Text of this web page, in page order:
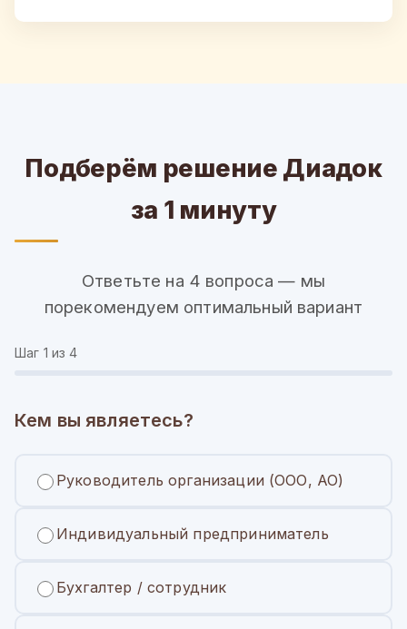
Подберём решение Диадок
за 1 минуту
Ответьте на 4 вопроса — мы
порекомендуем оптимальный вариант
Шаг 1 из 4
Кем вы являетесь?
Руководитель организации (ООО, АО)
Индивидуальный предприниматель
Бухгалтер / сотрудник